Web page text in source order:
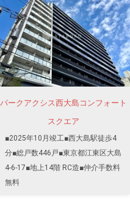
パークアクシス西大島コンフォート
スクエア
■2025年10月竣工■西大島駅徒歩4
分■総戸数446戸■東京都江東区大島
4-6-17■地上14階 RC造■仲介手数料
無料